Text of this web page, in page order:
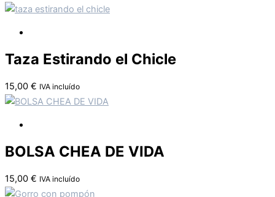
Taza Estirando el Chicle
15,00 € IVA incluído
BOLSA CHEA DE VIDA
15,00 € IVA incluído